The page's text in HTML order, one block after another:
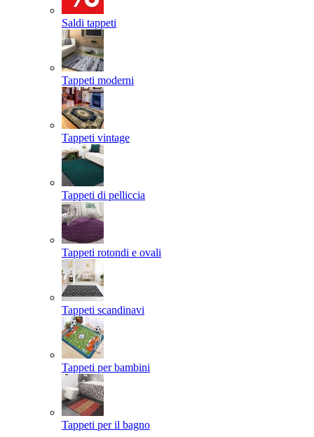
Saldi tappeti
Tappeti moderni
Tappeti vintage
Tappeti di pelliccia
Tappeti rotondi e ovali
Tappeti scandinavi
Tappeti per bambini
Tappeti per il bagno